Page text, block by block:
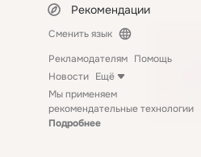
Рекомендации
Сменить язык
Рекламодателям Помощь
Новости Ещё
Мы применяем
рекомендательные технологии
Подробнее